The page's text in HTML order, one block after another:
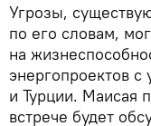
Угрозы,
по его словам,
на
энергопроектов с
и Турции. Маисая
встрече будет